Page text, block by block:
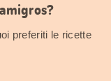
preferiti le ricette